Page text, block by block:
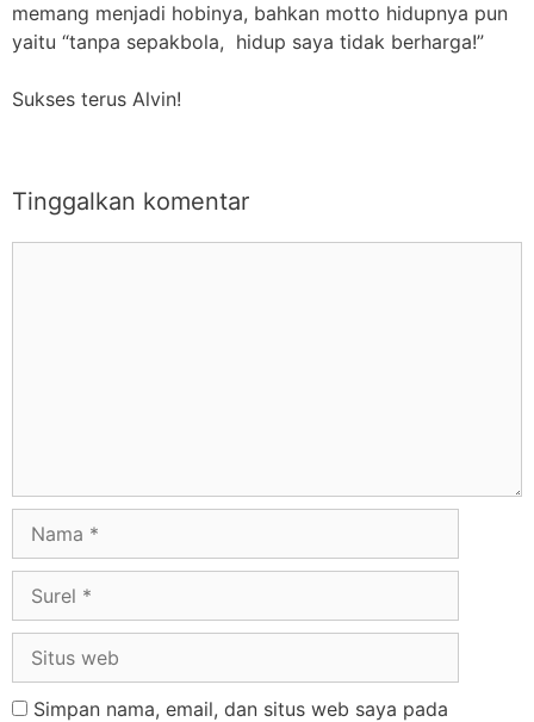
memang menjadi hobinya, bahkan motto hidupnya pun
yaitu “tanpa sepakbola, hidup saya tidak berharga!”
Sukses terus Alvin!
Tinggalkan komentar
Simpan nama, email, dan situs web saya pada